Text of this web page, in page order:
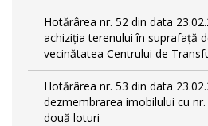
Hotărârea nr. 52 din data
achiziția terenului în suprafață
vecinătatea Centrului de
Hotărârea nr. 53 din data
dezmembrarea imobilului cu
două loturi